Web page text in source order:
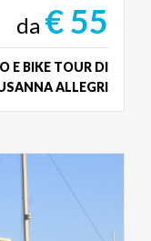
da € 55
E BIKE TOUR DI
ALLEGRI